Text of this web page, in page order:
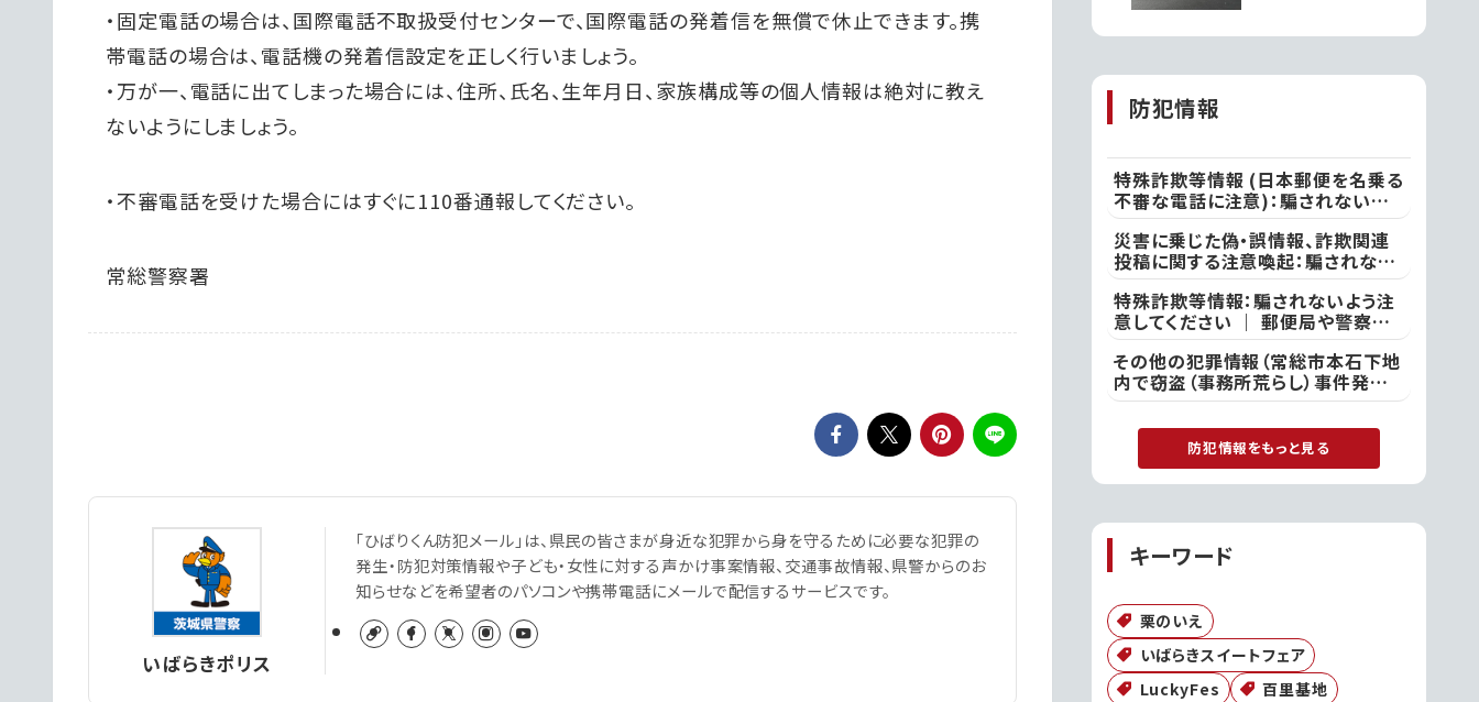
・固定電話の場合は、国際電話不取扱受付センターで、国際電話の発着信を無償で休止できます。携
帯電話の場合は、電話機の発着信設定を正しく行いましょう。
・万が一、電話に出てしまった場合には、住所、氏名、生年月日、家族構成等の個人情報は絶対に教え
ないようにしましょう。
・不審電話を受けた場合にはすぐに110番通報してください。
常総警察署
いばらきポリス
「ひばりくん防犯メール」は、県民の皆さまが身近な犯罪から身を守るために必要な犯罪の
発生・防犯対策情報や子ども・女性に対する声かけ事案情報、交通事故情報、県警からのお
知らせなどを希望者のパソコンや携帯電話にメールで配信するサービスです。
してた
防犯情報
特殊詐欺等情報 (日本郵便を名乗る
不審な電話に注意)：騙されないよう
注意してください ｜ ●本日、竜ケ崎
警察署
災害に乗じた偽・誤情報、詐欺関連
投稿に関する注意喚起：騙されない
よう注意してください ｜ 不審な投
稿やメール等で不安を感じた際は、
最寄りの警察署
特殊詐欺等情報：騙されないよう注
意してください ｜ 郵便局や警察を
名乗る者から「あなたの名義の郵便
物が」や「あなた名義の口座が」など
といった電話があった際には、決して
対応せず、すぐに電話を切って取手
警察署
その他の犯罪情報（常総市本石下地
内で窃盗（事務所荒らし）事件発
生）：付近の方は注意してください
｜ 常総警察署
防犯情報をもっと見る
キーワード
栗のいえ
いばらきスイートフェア
LuckyFes
百里基地